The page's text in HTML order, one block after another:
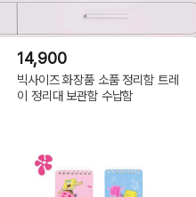
14,900
빅사이즈 화장품 소품 정리함 트레
이 정리대 보관함 수납함